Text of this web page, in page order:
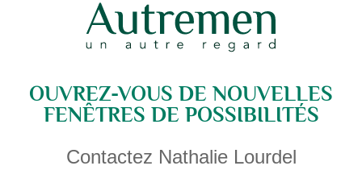
OUVREZ-VOUS DE NOUVELLES
FENÊTRES DE POSSIBILITÉS
Contactez Nathalie Lourdel